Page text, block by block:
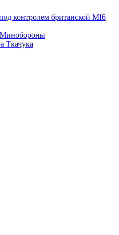
контролем британской MI6
Минобороны
Ткачука